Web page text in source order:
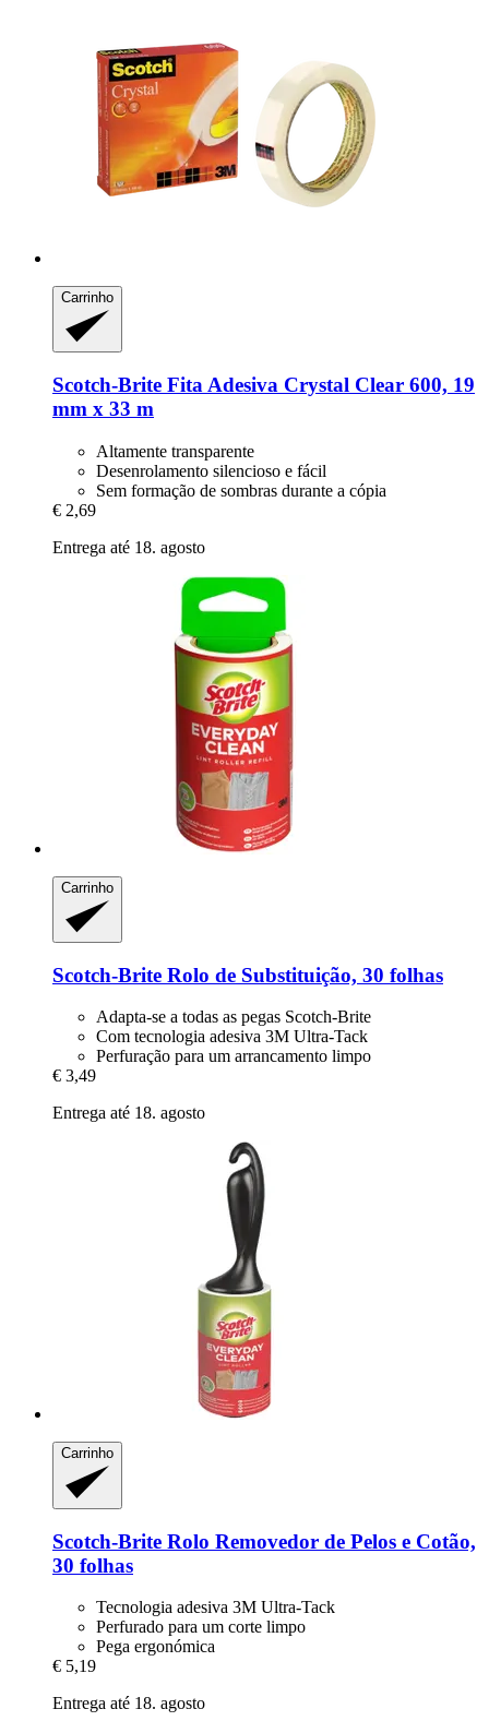
Carrinho
Scotch-Brite Fita Adesiva Crystal Clear 600, 19
mm x 33 m
Altamente transparente
Desenrolamento silencioso e fácil
Sem formação de sombras durante a cópia
€ 2,69
Entrega até 18. agosto
Carrinho
Scotch-Brite Rolo de Substituição, 30 folhas
Adapta-se a todas as pegas Scotch-Brite
Com tecnologia adesiva 3M Ultra-Tack
Perfuração para um arrancamento limpo
€ 3,49
Entrega até 18. agosto
Carrinho
Scotch-Brite Rolo Removedor de Pelos e Cotão,
30 folhas
Tecnologia adesiva 3M Ultra-Tack
Perfurado para um corte limpo
Pega ergonómica
€ 5,19
Entrega até 18. agosto